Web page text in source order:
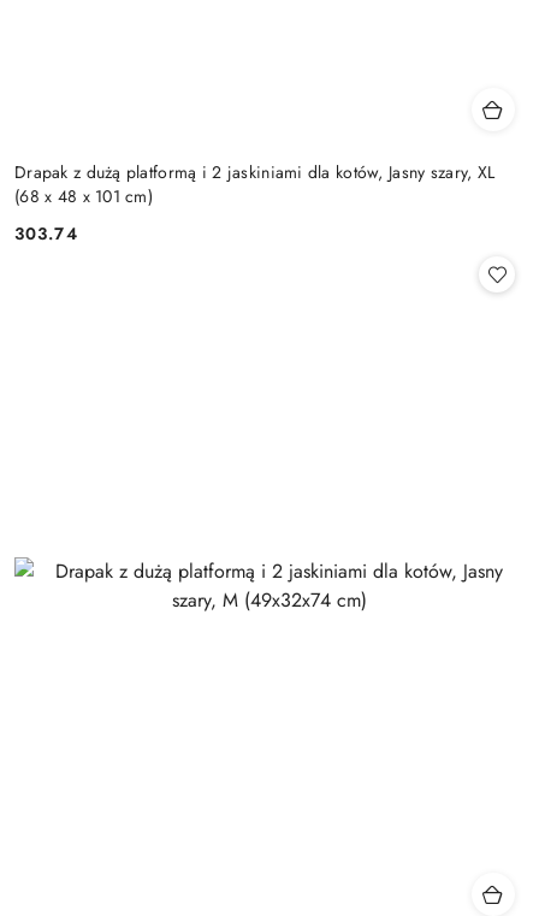
Drapak z dużą platformą i 2 jaskiniami dla kotów, Jasny szary, XL
(68 x 48 x 101 cm)
Cena:
303.74